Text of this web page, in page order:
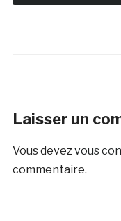
Laisser un
Vous devez vous
commentaire.